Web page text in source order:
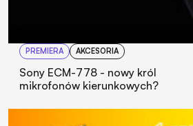
PREMIERA AKCESORIA
Sony ECM-778 - nowy król
mikrofonów kierunkowych?